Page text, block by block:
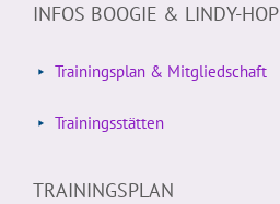
INFOS BOOGIE & LINDY-HOP
Trainingsplan & Mitgliedschaft
Trainingsstätten
TRAININGSPLAN